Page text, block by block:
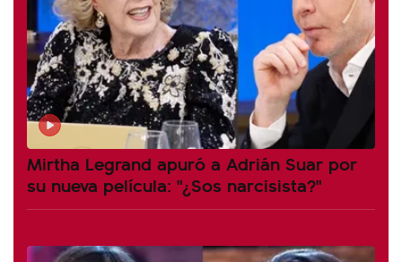
Mirtha Legrand apuró a Adrián Suar por
su nueva película: "¿Sos narcisista?"